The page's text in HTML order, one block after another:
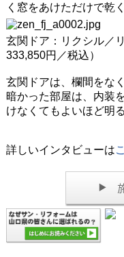
く窓をあけただけで乾
玄関ドア：リクシル／
333,850円／税込）
玄関ドアは、欄間をな
暗かった部屋は、内装
けなくてもよいほど明
詳しいインタビューは